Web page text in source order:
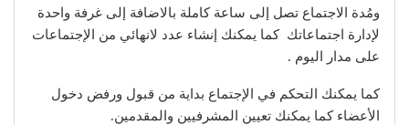
ومُدة الاجتماع تصل إلى ساعة كاملة بالاضافة إلى غرفة واحدة
لإدارة اجتماعاتك كما يمكنك إنشاء عدد لانهائي من الإجتماعات
على مدار اليوم .
كما يمكنك التحكم في الإجتماع بداية من قبول ورفض دخول
الأعضاء كما يمكنك تعيين المشرفيين والمقدمين.